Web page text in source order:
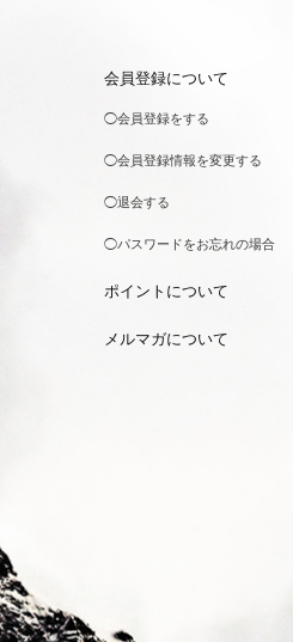
会員登録について
◯会員登録をする
◯会員登録情報を変更する
◯退会する
◯パスワードをお忘れの場合
ポイントについて
メルマガについて